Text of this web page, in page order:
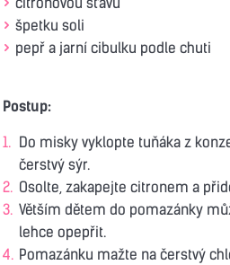
špetku soli
pepř a jarní cibulku podle chuti
Postup:
Do misky vyklopte tuňáka z
čerstvý sýr.
Osolte, zakapejte citronem a
Větším dětem do pomazánky
lehce opepřit.
Pomazánku mažte na čerstvý